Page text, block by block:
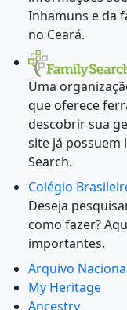
Inhamuns e da
no Ceará.
Uma
que oferece
descobrir sua
site já possuem
Search.
Colégio
Deseja
como fazer?
importantes.
Arquivo
My Heritage
Ancestry